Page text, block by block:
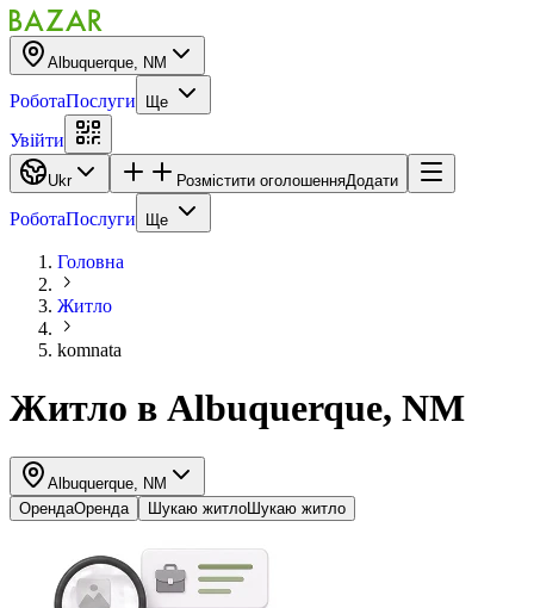
Albuquerque, NM
РоботаПослуги Ще
Увійти
Ukr Розмістити оголошенняДодати
РоботаПослуги Ще
Головна
Житло
komnata
Житло в Albuquerque, NM
Albuquerque, NM
ОрендаОренда Шукаю житло Шукаю житло